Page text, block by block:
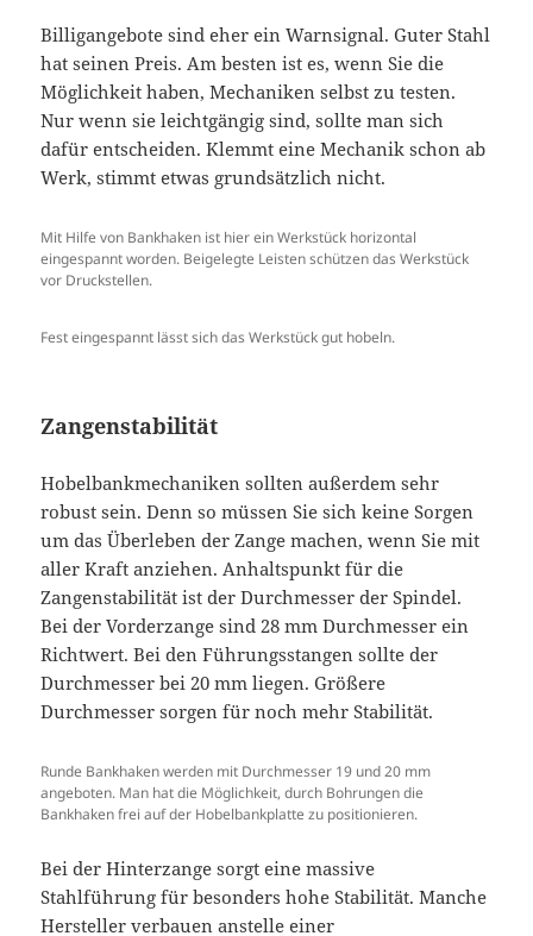
Billigangebote sind eher ein Warnsignal. Guter Stahl
hat seinen Preis. Am besten ist es, wenn Sie die
Möglichkeit haben, Mechaniken selbst zu testen.
Nur wenn sie leichtgängig sind, sollte man sich
dafür entscheiden. Klemmt eine Mechanik schon ab
Werk, stimmt etwas grundsätzlich nicht.
Mit Hilfe von Bankhaken ist hier ein Werkstück horizontal
eingespannt worden. Beigelegte Leisten schützen das Werkstück
vor Druckstellen.
Fest eingespannt lässt sich das Werkstück gut hobeln.
Zangenstabilität
Hobelbankmechaniken sollten außerdem sehr
robust sein. Denn so müssen Sie sich keine Sorgen
um das Überleben der Zange machen, wenn Sie mit
aller Kraft anziehen. Anhaltspunkt für die
Zangenstabilität ist der Durchmesser der Spindel.
Bei der Vorderzange sind 28 mm Durchmesser ein
Richtwert. Bei den Führungsstangen sollte der
Durchmesser bei 20 mm liegen. Größere
Durchmesser sorgen für noch mehr Stabilität.
Runde Bankhaken werden mit Durchmesser 19 und 20 mm
angeboten. Man hat die Möglichkeit, durch Bohrungen die
Bankhaken frei auf der Hobelbankplatte zu positionieren.
Bei der Hinterzange sorgt eine massive
Stahlführung für besonders hohe Stabilität. Manche
Hersteller verbauen anstelle einer